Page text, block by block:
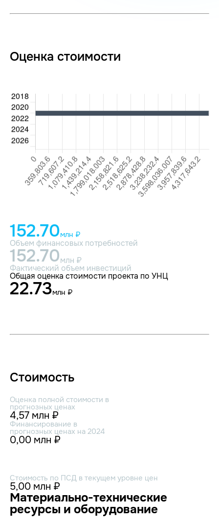
Оценка стоимости
152.70млн ₽
Объем финансовых потребностей
152.70млн ₽
Фактический объем инвестиций
Общая оценка стоимости проекта по УНЦ
22.73млн ₽
Стоимость
Оценка полной стоимости в
прогнозных ценах
4,57 млн ₽
Финансирование в
прогнозных ценах на 2024
0,00 млн ₽
Стоимость по ПСД в текущем уровне цен
5,00 млн ₽
Материально-технические
ресурсы и оборудование